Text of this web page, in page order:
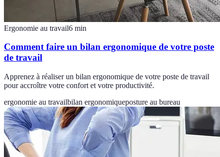
Ergonomie au travail6 min
Comment faire un bilan ergonomique de votre poste
de travail
Apprenez à réaliser un bilan ergonomique de votre poste de travail
pour accroître votre confort et votre productivité.
ergonomie au travailbilan ergonomiqueposture au bureau